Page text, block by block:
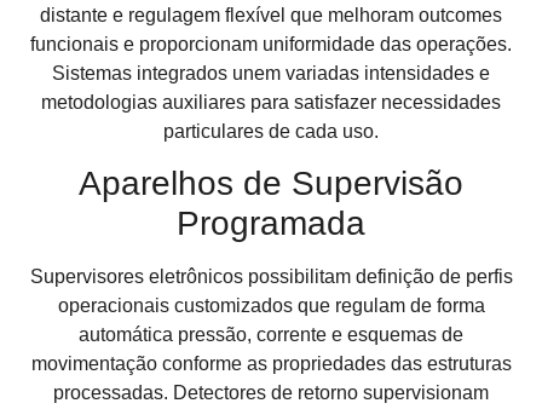
distante e regulagem flexível que melhoram outcomes
funcionais e proporcionam uniformidade das operações.
Sistemas integrados unem variadas intensidades e
metodologias auxiliares para satisfazer necessidades
particulares de cada uso.
Aparelhos de Supervisão
Programada
Supervisores eletrônicos possibilitam definição de perfis
operacionais customizados que regulam de forma
automática pressão, corrente e esquemas de
movimentação conforme as propriedades das estruturas
processadas. Detectores de retorno supervisionam